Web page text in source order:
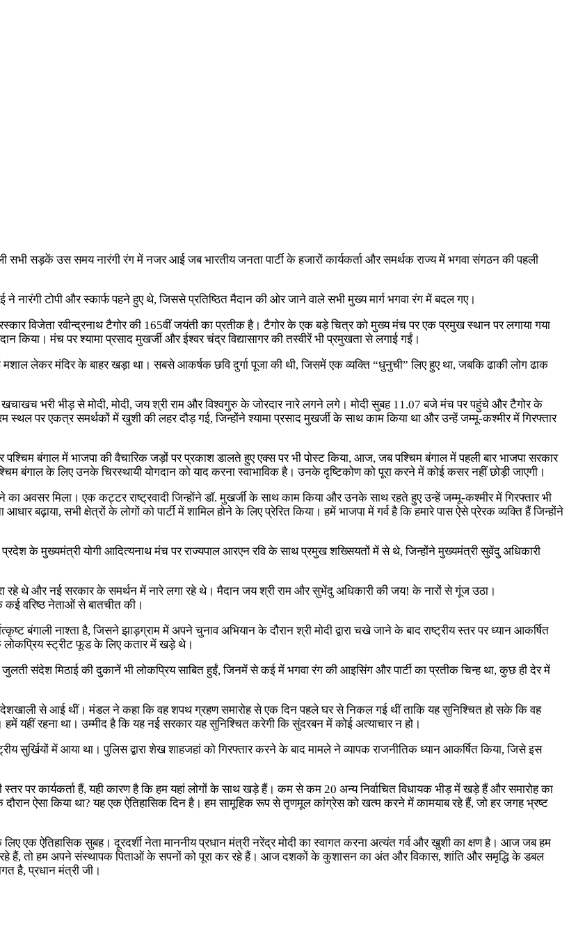
सभी सड़कें उस समय नारंगी रंग में नजर आई जब भारतीय जनता पार्टी के हजारों कार्यकर्ता और समर्थक राज्य में भगवा संगठन की पहली
टोपी और स्कार्फ पहने हुए थे, जिससे प्रतिष्ठित मैदान की ओर जाने वाले सभी मुख्य मार्ग भगवा रंग में बदल गए।
विजेता रवीन्द्रनाथ टैगोर की 165वीं जयंती का प्रतीक है। टैगोर के एक बड़े चित्र को मुख्य मंच पर एक प्रमुख स्थान पर लगाया गया
किया। मंच पर श्यामा प्रसाद मुखर्जी और ईश्वर चंद्र विद्यासागर की तस्वीरें भी प्रमुखता से लगाई गईं।
लेकर मंदिर के बाहर खड़ा था। सबसे आकर्षक छवि दुर्गा पूजा की थी, जिसमें एक व्यक्ति “धुनुची” लिए हुए था, जबकि ढाकी लोग ढाक
भरी भीड़ से मोदी, मोदी, जय श्री राम और विश्वगुरु के जोरदार नारे लगने लगे। मोदी सुबह 11.07 बजे मंच पर पहुंचे और टैगोर के
पर एकत्र समर्थकों में खुशी की लहर दौड़ गई, जिन्होंने श्यामा प्रसाद मुखर्जी के साथ काम किया था और उन्हें जम्मू-कश्मीर में गिरफ्तार
बंगाल में भाजपा की वैचारिक जड़ों पर प्रकाश डालते हुए एक्स पर भी पोस्ट किया, आज, जब पश्चिम बंगाल में पहली बार भाजपा सरकार
बंगाल के लिए उनके चिरस्थायी योगदान को याद करना स्वाभाविक है। उनके दृष्टिकोण को पूरा करने में कोई कसर नहीं छोड़ी जाएगी।
अवसर मिला। एक कट्टर राष्ट्रवादी जिन्हाेंने डॉ. मुखर्जी के साथ काम किया और उनके साथ रहते हुए उन्हें जम्मू-कश्मीर में गिरफ्तार भी
बढ़ाया, सभी क्षेत्रों के लोगों को पार्टी में शामिल होने के लिए प्रेरित किया। हमें भाजपा में गर्व है कि हमारे पास ऐसे प्रेरक व्यक्ति हैं जिन्होंने
के मुख्यमंत्री योगी आदित्यनाथ मंच पर राज्यपाल आरएन रवि के साथ प्रमुख शख्सियतों में से थे, जिन्होंने मुख्यमंत्री सुवेंदु अधिकारी
रहे थे और नई सरकार के समर्थन में नारे लगा रहे थे। मैदान जय श्री राम और सुभेंदु अधिकारी की जय! के नारों से गूंज उठा।
कई वरिष्ठ नेताओं से बातचीत की।
नाश्ता है, जिसने झाड़ग्राम में अपने चुनाव अभियान के दौरान श्री मोदी द्वारा चखे जाने के बाद राष्ट्रीय स्तर पर ध्यान आकर्षित
लोकप्रिय स्ट्रीट फूड के लिए कतार में खड़े थे।
मिठाई की दुकानें भी लोकप्रिय साबित हुईं, जिनमें से कई में भगवा रंग की आइसिंग और पार्टी का प्रतीक चिन्ह था, कुछ ही देर में
से आई थीं। मंडल ने कहा कि वह शपथ ग्रहण समारोह से एक दिन पहले घर से निकल गई थीं ताकि यह सुनिश्चित हो सके कि वह
यहीं रहना था। उम्मीद है कि यह नई सरकार यह सुनिश्चित करेगी कि सुंदरबन में कोई अत्याचार न हो।
सुर्खियों में आया था। पुलिस द्वारा शेख शाहजहां को गिरफ्तार करने के बाद मामले ने व्यापक राजनीतिक ध्यान आकर्षित किया, जिसे इस
पर कार्यकर्ता हैं, यही कारण है कि हम यहां लोगों के साथ खड़े हैं। कम से कम 20 अन्य निर्वाचित विधायक भीड़ में खड़े हैं और समारोह का
ऐसा किया था? यह एक ऐतिहासिक दिन है। हम सामूहिक रूप से तृणमूल कांग्रेस को खत्म करने में कामयाब रहे हैं, जो हर जगह भ्रष्ट
एक ऐतिहासिक सुबह। दूरदर्शी नेता माननीय प्रधान मंत्री नरेंद्र मोदी का स्वागत करना अत्यंत गर्व और खुशी का क्षण है। आज जब हम
रहे हैं, तो हम अपने संस्थापक पिताओं के सपनों को पूरा कर रहे हैं। आज दशकों के कुशासन का अंत और विकास, शांति और समृद्धि के डबल
है, प्रधान मंत्री जी।